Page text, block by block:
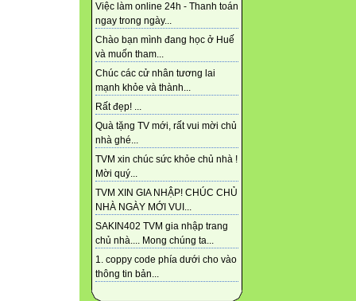
Việc làm online 24h - Thanh toán
ngay trong ngày...
Chào bạn mình đang học ở Huế
và muốn tham...
Chúc các cử nhân tương lai
mạnh khỏe và thành...
Rất đẹp! ...
Quà tặng TV mới, rất vui mời chủ
nhà ghé...
TVM xin chúc sức khỏe chủ nhà !
Mời quý...
TVM XIN GIA NHẬP! CHÚC CHỦ
NHÀ NGÀY MỚI VUI...
SAKIN402 TVM gia nhập trang
chủ nhà.... Mong chúng ta...
1. coppy code phía dưới cho vào
thông tin bản...